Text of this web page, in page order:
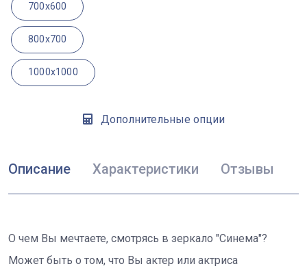
700x600
800x700
1000x1000
Дополнительные опции
Описание Характеристики Отзывы
О чем Вы мечтаете, смотрясь в зеркало "Синема"?
Может быть о том, что Вы актер или актриса